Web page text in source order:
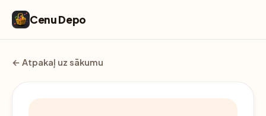
Cenu Depo
← Atpakaļ uz sākumu